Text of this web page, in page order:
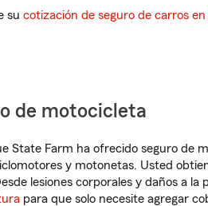
su cotización de seguro de carros en
de motocicleta
State Farm ha ofrecido seguro de
y motonetas. Usted
lesiones corporales y daños a
para que solo necesite agregar